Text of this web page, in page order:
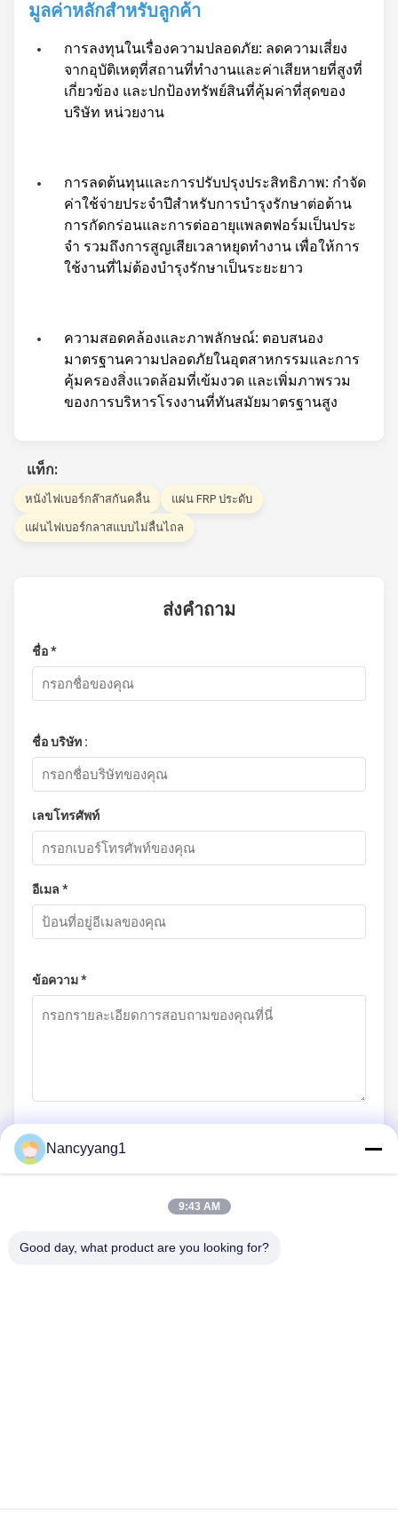
มูลค่าหลักสําหรับลูกค้า
การลงทุนในเรื่องความปลอดภัย: ลดความเสี่ยง
จากอุบัติเหตุที่สถานที่ทํางานและค่าเสียหายที่สูงที่
เกี่ยวข้อง และปกป้องทรัพย์สินที่คุ้มค่าที่สุดของ
บริษัท หน่วยงาน
การลดต้นทุนและการปรับปรุงประสิทธิภาพ: กําจัด
ค่าใช้จ่ายประจําปีสําหรับการบํารุงรักษาต่อต้าน
การกัดกร่อนและการต่ออายุแพลตฟอร์มเป็นประ
จํา รวมถึงการสูญเสียเวลาหยุดทํางาน เพื่อให้การ
ใช้งานที่ไม่ต้องบํารุงรักษาเป็นระยะยาว
ความสอดคล้องและภาพลักษณ์: ตอบสนอง
มาตรฐานความปลอดภัยในอุตสาหกรรมและการ
คุ้มครองสิ่งแวดล้อมที่เข้มงวด และเพิ่มภาพรวม
ของการบริหารโรงงานที่ทันสมัยมาตรฐานสูง
แท็ก:
หนังไฟเบอร์กล๊าสกันคลื่น แผ่น FRP ประดับ
แผ่นไฟเบอร์กลาสแบบไม่ลื่นไถล
ส่งคำถาม
ชื่อ *
ชื่อ บริษัท :
เลขโทรศัพท์
อีเมล *
ข้อความ *
ติดต่อเรา
Nancyyang1
9:43 AM
Good day, what product are you looking for?